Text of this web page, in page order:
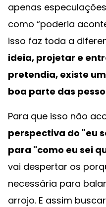
apenas
como “poderia
isso faz toda a
ideia, projetar e
pretendia, existe
boa parte das
Para que isso não
perspectiva do "eu
para "como eu sei
vai despertar os
necessária para
arrojo. E assim